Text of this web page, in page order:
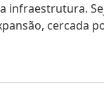
infraestrutura.
cercada